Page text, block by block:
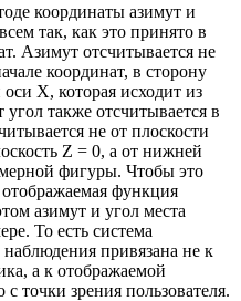
координаты азимут и
так, как это принято в
Азимут отсчитывается не
координат, в сторону
X, которая исходит из
также отсчитывается в
не от плоскости
Z = 0, а от нижней
фигуры. Чтобы это
функция
азимут и угол места
То есть система
привязана не к
а к отображаемой
точки зрения пользователя.